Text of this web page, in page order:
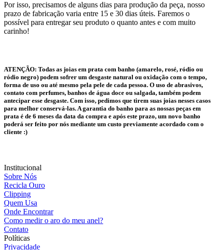
Por isso, precisamos de alguns dias para produção da peça, nosso
prazo de fabricação varia entre 15 e 30 dias úteis. Faremos o
possível para entregar seu produto o quanto antes e com muito
carinho!
ATENÇÃO: Todas as joias em prata com banho (amarelo, rosé, ródio ou
ródio negro) podem sofrer um desgaste natural ou oxidação com o tempo,
forma de uso ou até mesmo pela pele de cada pessoa. O uso de abrasivos,
contato com perfumes, banhos de água doce ou salgada, também podem
antecipar esse desgaste. Com isso, pedimos que tirem suas joias nesses casos
para melhor conservá-las. A garantia do banho para as nossas peças em
prata é de 6 meses da data da compra e após este prazo, um novo banho
poderá ser feito por nós mediante um custo previamente acordado com o
cliente :)
Institucional
Sobre Nós
Recicla Ouro
Clipping
Quem Usa
Onde Encontrar
Como medir o aro do meu anel?
Contato
Políticas
Privacidade